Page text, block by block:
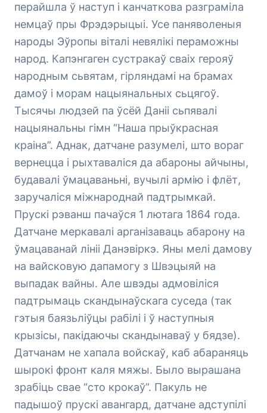
перайшла ў наступ і канчаткова разграміла
немцаў пры Фрэдэрыцыі. Усе паняволеныя
народы Эўропы віталі невялікі пераможны
народ. Капэнгаген сустракаў сваіх герояў
народным сьвятам, гірляндамі на брамах
дамоў і морам нацыянальных сьцягоў.
Тысячы людзей па ўсёй Даніі сьпявалі
нацыянальны гімн “Наша прыўкрасная
краіна”. Аднак, датчане разумелі, што вораг
вернецца і рыхтаваліся да абароны айчыны,
будавалі ўмацаваньні, вучылі армію і флёт,
заручаліся міжнароднай падтрымкай.
Прускі рэванш пачаўся 1 лютага 1864 года.
Датчане меркавалі арганізаваць абарону на
ўмацаванай лініі Данэвіркэ. Яны мелі дамову
на вайсковую дапамогу з Швэцыяй на
выпадак вайны. Але швэды адмовіліся
падтрымаць скандынаўскага суседа (так
гэтыя баязьліўцы рабілі і ў наступныя
крызісы, пакідаючы скандынаваў у бядзе).
Датчанам не хапала войскаў, каб абараняць
шырокі фронт каля мяжы. Было вырашана
зрабіць свае “сто крокаў”. Пакуль не
падышоў прускі авангард, датчане адступілі